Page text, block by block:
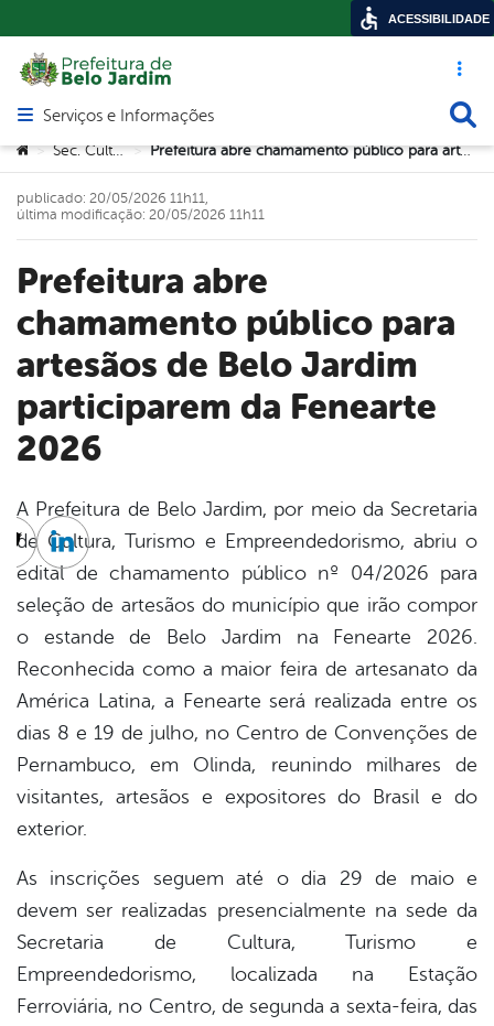
Acesso
Abrir menu principal de navegação
Serviços e Informações
Você está aqui:
> Sec. Cultura > Prefeitura abre chamamento público para artesãos de Belo Jardim participarem da Fenearte 2026
Prefeitura abre
chamamento público para
artesãos de Belo Jardim
participarem da Fenearte
2026
publicado: 20/05/2026 11h11,
última modificação: 20/05/2026 11h11
A Prefeitura de Belo Jardim, por meio da Secretaria
de Cultura, Turismo e Empreendedorismo, abriu o
edital de chamamento público nº 04/2026 para
seleção de artesãos do município que irão compor
o estande de Belo Jardim na Fenearte 2026.
Reconhecida como a maior feira de artesanato da
América Latina, a Fenearte será realizada entre os
dias 8 e 19 de julho, no Centro de Convenções de
Pernambuco, em Olinda, reunindo milhares de
visitantes, artesãos e expositores do Brasil e do
exterior.
As inscrições seguem até o dia 29 de maio e
devem ser realizadas presencialmente na sede da
Secretaria de Cultura, Turismo e
Empreendedorismo, localizada na Estação
Ferroviária, no Centro, de segunda a sexta-feira, das
Twitter
Linkedin
ACESSIBILIDADE